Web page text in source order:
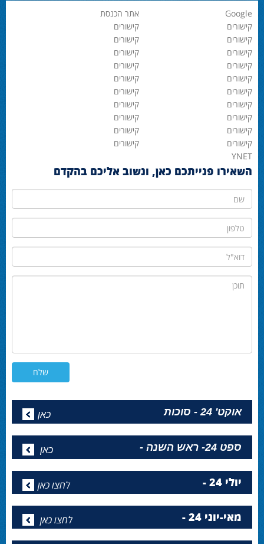
Google אתר הכנסת
YNET
קישורים קישורים
קישורים קישורים
קישורים קישורים
קישורים קישורים
קישורים קישורים
קישורים קישורים
קישורים קישורים
קישורים קישורים
קישורים קישורים
קישורים קישורים
השאירו פנייתכם כאן, ונשוב אליכם בהקדם
שם
טלפון
דוא"ל
תוכן
אוקט' 24 - סוכות כאן
ספט 24- ראש השנה - כאן
יולי 24 - לחצו כאן
מאי-יוני 24 - לחצו כאן